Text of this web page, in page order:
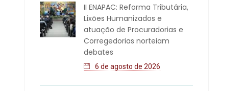
II ENAPAC: Reforma Tributária,
Lixões Humanizados e
atuação de Procuradorias e
Corregedorias norteiam
debates
6 de agosto de 2026